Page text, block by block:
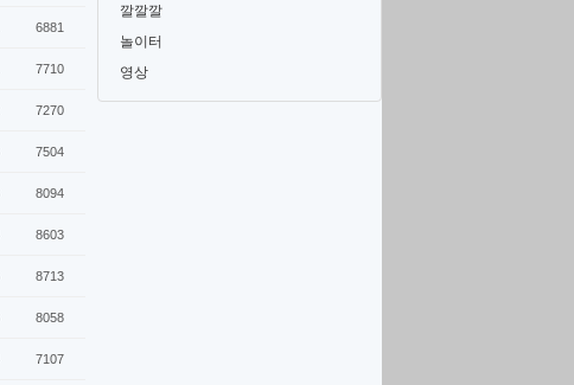
깔깔깔
놀이터
영상
6881
7710
7270
7504
8094
8603
8713
8058
7107